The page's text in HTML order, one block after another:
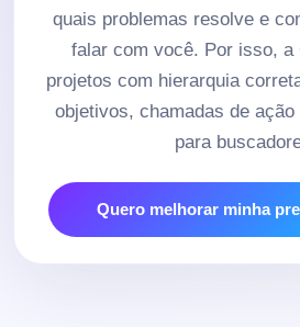
quais problemas resolve e
falar com você. Por isso, a
projetos com hierarquia
objetivos, chamadas de
para
Quero melhorar minha